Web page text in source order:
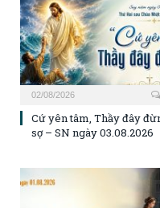
02/08/2026
Cứ yên tâm, Thầy đây
sợ – SN ngày 03.08.2026